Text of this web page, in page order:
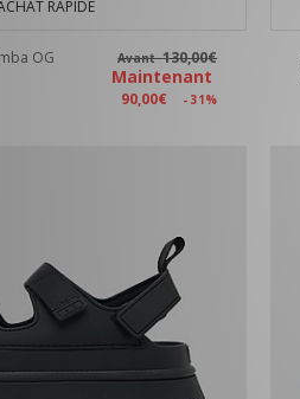
RAPIDE
OG
Avant130,00€
Maintenant
90,00€ - 31%